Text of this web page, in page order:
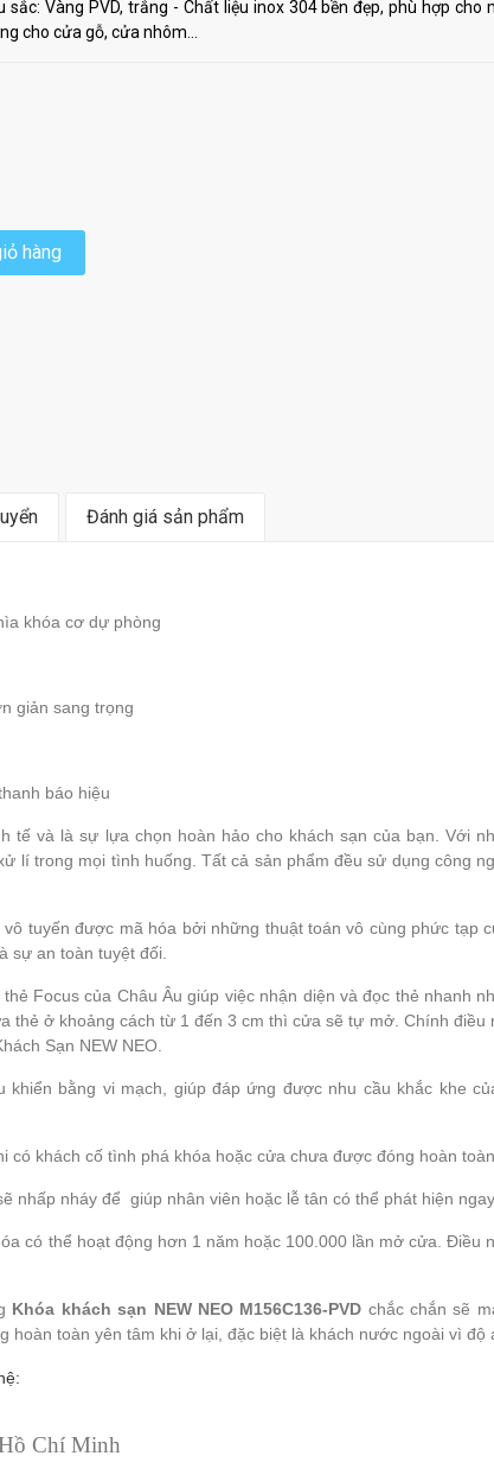
sắc: Vàng PVD, trắng - Chất liệu inox 304 bền đẹp, phù hợp cho
cho cửa gỗ, cửa nhôm...
hàng
Đánh giá sản phẩm
khóa cơ dự phòng
giản sang trọng
báo hiệu
tế và là sự lựa chọn hoàn hảo cho khách sạn của bạn. Với
lí trong mọi tình huống. Tất cả sản phẩm đều sử dụng công
tuyến được mã hóa bởi những thuật toán vô cùng phức tạp
sự an toàn tuyệt đối.
Focus của Châu Âu giúp việc nhận diện và đọc thẻ nhanh
thẻ ở khoảng cách từ 1 đến 3 cm thì cửa sẽ tự mở. Chính điều
Sạn NEW NEO.
khiển bằng vi mạch, giúp đáp ứng được nhu cầu khắc khe
khách cố tình phá khóa hoặc cửa chưa được đóng hoàn
nhấp nháy để giúp nhân viên hoặc lễ tân có thể phát hiện
có thể hoạt động hơn 1 năm hoặc 100.000 lần mở cửa. Điều
Khóa khách sạn NEW NEO M156C136-PVD chắc chắn sẽ
toàn yên tâm khi ở lại, đặc biệt là khách nước ngoài vì độ
Chí Minh